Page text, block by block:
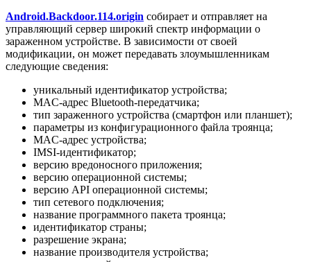
Android.Backdoor.114.origin собирает и отправляет на
управляющий сервер широкий спектр информации о
зараженном устройстве. В зависимости от своей
модификации, он может передавать злоумышленникам
следующие сведения:
уникальный идентификатор устройства;
MAC-адрес Bluetooth-передатчика;
тип зараженного устройства (смартфон или планшет);
параметры из конфигурационного файла троянца;
MAC-адрес устройства;
IMSI-идентификатор;
версию вредоносного приложения;
версию операционной системы;
версию API операционной системы;
тип сетевого подключения;
название программного пакета троянца;
идентификатор страны;
разрешение экрана;
название производителя устройства;